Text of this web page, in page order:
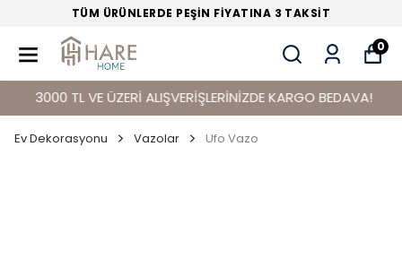
TÜM ÜRÜNLERDE PEŞİN FİYATINA 3 TAKSİT
0
3000 TL VE ÜZERİ ALIŞVERİŞLERİNİZDE KARGO BEDAVA!
Ev Dekorasyonu Vazolar Ufo Vazo